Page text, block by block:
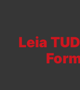
Leia